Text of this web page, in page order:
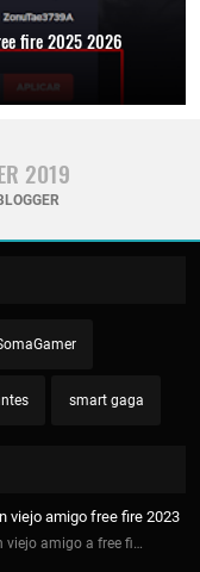
fire 2025 2026
2019
smart gaga
viejo amigo free fire 2023
viejo amigo a free fi…